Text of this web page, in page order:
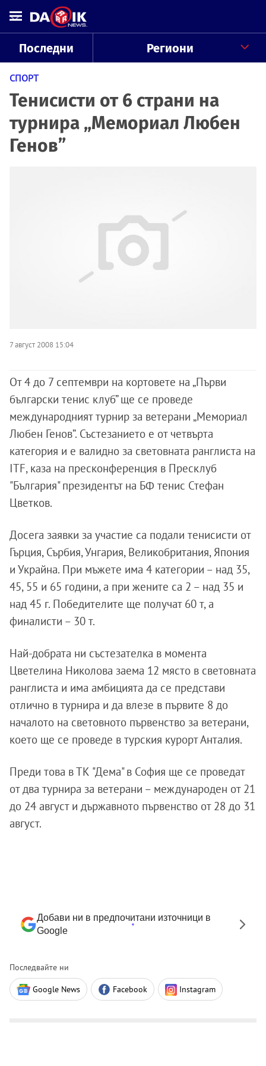
Последни Региони
СПОРТ
Тенисисти от 6 страни на
турнира „Мемориал Любен
Генов”
7 август 2008 15:04
От 4 до 7 септември на кортовете на „Първи
български тенис клуб” ще се проведе
международният турнир за ветерани „Мемориал
Любен Генов”. Състезанието е от четвърта
категория и е валидно за световната ранглиста на
ITF, каза на пресконференция в Пресклуб
"България" президентът на БФ тенис Стефан
Цветков.
Досега заявки за участие са подали тенисисти от
Гърция, Сърбия, Унгария, Великобритания, Япония
и Украйна. При мъжете има 4 категории – над 35,
45, 55 и 65 години, а при жените са 2 – над 35 и
над 45 г. Победителите ще получат 60 т, а
финалисти – 30 т.
Най-добрата ни състезателка в момента
Цветелина Николова заема 12 място в световната
ранглиста и има амбицията да се представи
отлично в турнира и да влезе в първите 8 до
началото на световното първенство за ветерани,
което ще се проведе в турския курорт Анталия.
Преди това в ТК "Дема" в София ще се проведат
от два турнира за ветерани – международен от 21
до 24 август и държавното първенство от 28 до 31
август.
Добави ни в предпочитани източници в
Google
Последвайте ни
Google News Facebook Instagram